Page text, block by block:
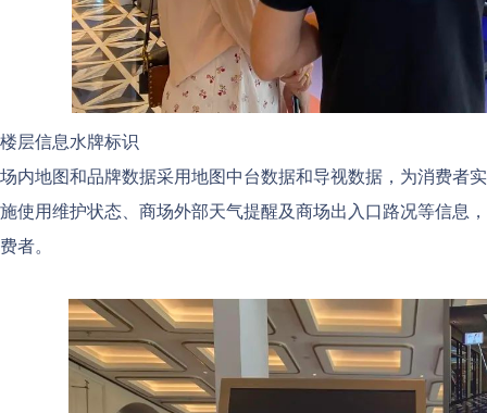
楼层信息水牌标识
场内地图和品牌数据采用地图中台数据和导视数据，为消费者
施使用维护状态、商场外部天气提醒及商场出入口路况等信息
费者。